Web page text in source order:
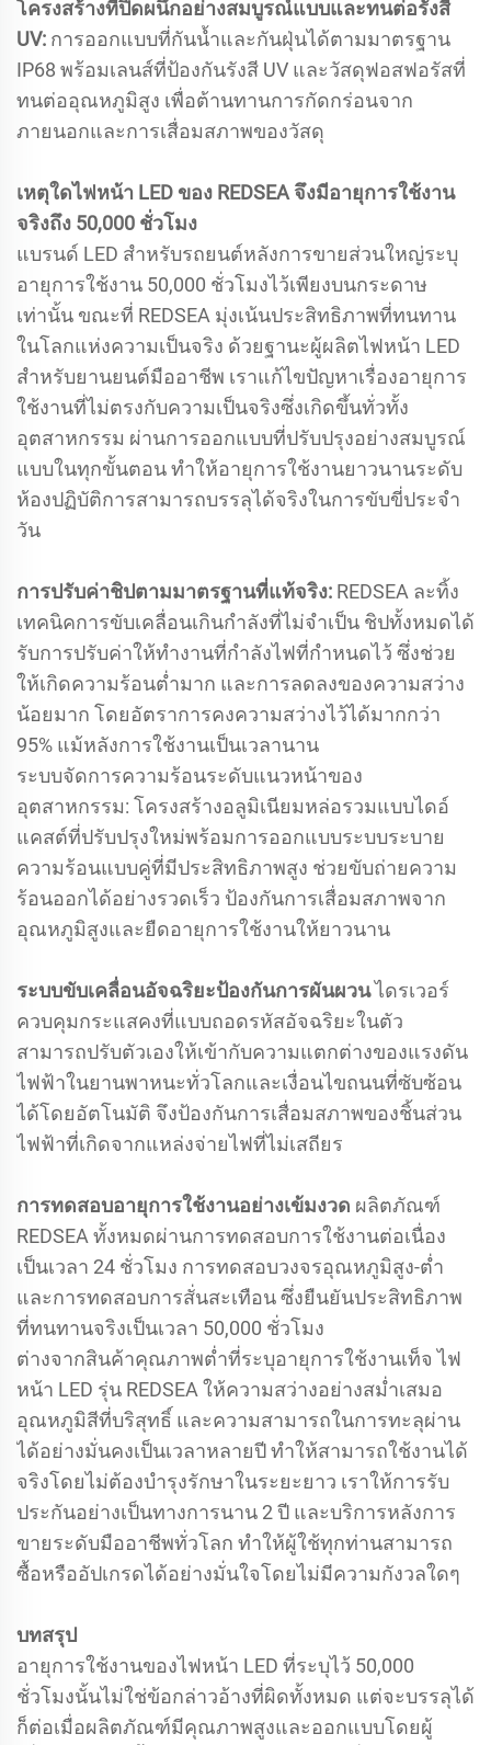
โครงสร้างที่ปิดผนึกอย่างสมบูรณ์แบบและทนต่อรังสี
UV: การออกแบบที่กันน้ำและกันฝุ่นได้ตามมาตรฐาน
IP68 พร้อมเลนส์ที่ป้องกันรังสี UV และวัสดุฟอสฟอรัสที่
ทนต่ออุณหภูมิสูง เพื่อต้านทานการกัดกร่อนจาก
ภายนอกและการเสื่อมสภาพของวัสดุ
เหตุใดไฟหน้า LED ของ REDSEA จึงมีอายุการใช้งาน
จริงถึง 50,000 ชั่วโมง
แบรนด์ LED สำหรับรถยนต์หลังการขายส่วนใหญ่ระบุ
อายุการใช้งาน 50,000 ชั่วโมงไว้เพียงบนกระดาษ
เท่านั้น ขณะที่ REDSEA มุ่งเน้นประสิทธิภาพที่ทนทาน
ในโลกแห่งความเป็นจริง ด้วยฐานะผู้ผลิตไฟหน้า LED
สำหรับยานยนต์มืออาชีพ เราแก้ไขปัญหาเรื่องอายุการ
ใช้งานที่ไม่ตรงกับความเป็นจริงซึ่งเกิดขึ้นทั่วทั้ง
อุตสาหกรรม ผ่านการออกแบบที่ปรับปรุงอย่างสมบูรณ์
แบบในทุกขั้นตอน ทำให้อายุการใช้งานยาวนานระดับ
ห้องปฏิบัติการสามารถบรรลุได้จริงในการขับขี่ประจำ
วัน
การปรับค่าชิปตามมาตรฐานที่แท้จริง: REDSEA ละทิ้ง
เทคนิคการขับเคลื่อนเกินกำลังที่ไม่จำเป็น ชิปทั้งหมดได้
รับการปรับค่าให้ทำงานที่กำลังไฟที่กำหนดไว้ ซึ่งช่วย
ให้เกิดความร้อนต่ำมาก และการลดลงของความสว่าง
น้อยมาก โดยอัตราการคงความสว่างไว้ได้มากกว่า
95% แม้หลังการใช้งานเป็นเวลานาน
ระบบจัดการความร้อนระดับแนวหน้าของ
อุตสาหกรรม: โครงสร้างอลูมิเนียมหล่อรวมแบบไดอ์
แคสต์ที่ปรับปรุงใหม่พร้อมการออกแบบระบบระบาย
ความร้อนแบบคู่ที่มีประสิทธิภาพสูง ช่วยขับถ่ายความ
ร้อนออกได้อย่างรวดเร็ว ป้องกันการเสื่อมสภาพจาก
อุณหภูมิสูงและยืดอายุการใช้งานให้ยาวนาน
ระบบขับเคลื่อนอัจฉริยะป้องกันการผันผวนไดรเวอร์
ควบคุมกระแสคงที่แบบถอดรหัสอัจฉริยะในตัว
สามารถปรับตัวเองให้เข้ากับความแตกต่างของแรงดัน
ไฟฟ้าในยานพาหนะทั่วโลกและเงื่อนไขถนนที่ซับซ้อน
ได้โดยอัตโนมัติ จึงป้องกันการเสื่อมสภาพของชิ้นส่วน
ไฟฟ้าที่เกิดจากแหล่งจ่ายไฟที่ไม่เสถียร
การทดสอบอายุการใช้งานอย่างเข้มงวด ผลิตภัณฑ์
REDSEA ทั้งหมดผ่านการทดสอบการใช้งานต่อเนื่อง
เป็นเวลา 24 ชั่วโมง การทดสอบวงจรอุณหภูมิสูง-ต่ำ
และการทดสอบการสั่นสะเทือน ซึ่งยืนยันประสิทธิภาพ
ที่ทนทานจริงเป็นเวลา 50,000 ชั่วโมง
ต่างจากสินค้าคุณภาพต่ำที่ระบุอายุการใช้งานเท็จ ไฟ
หน้า LED รุ่น REDSEA ให้ความสว่างอย่างสม่ำเสมอ
อุณหภูมิสีที่บริสุทธิ์ และความสามารถในการทะลุผ่าน
ได้อย่างมั่นคงเป็นเวลาหลายปี ทำให้สามารถใช้งานได้
จริงโดยไม่ต้องบำรุงรักษาในระยะยาว เราให้การรับ
ประกันอย่างเป็นทางการนาน 2 ปี และบริการหลังการ
ขายระดับมืออาชีพทั่วโลก ทำให้ผู้ใช้ทุกท่านสามารถ
ซื้อหรืออัปเกรดได้อย่างมั่นใจโดยไม่มีความกังวลใดๆ
บทสรุป
อายุการใช้งานของไฟหน้า LED ที่ระบุไว้ 50,000
ชั่วโมงนั้นไม่ใช่ข้อกล่าวอ้างที่ผิดทั้งหมด แต่จะบรรลุได้
ก็ต่อเมื่อผลิตภัณฑ์มีคุณภาพสูงและออกแบบโดยผู้